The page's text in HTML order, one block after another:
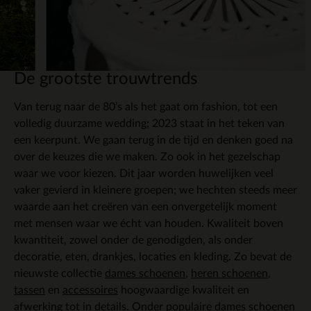
De grootste trouwtrends
Van terug naar de 80’s als het gaat om fashion, tot een
volledig duurzame wedding; 2023 staat in het teken van
een keerpunt. We gaan terug in de tijd en denken goed na
over de keuzes die we maken. Zo ook in het gezelschap
waar we voor kiezen. Dit jaar worden huwelijken veel
vaker gevierd in kleinere groepen; we hechten steeds meer
waarde aan het creëren van een onvergetelijk moment
met mensen waar we écht van houden. Kwaliteit boven
kwantiteit, zowel onder de genodigden, als onder
decoratie, eten, drankjes, locaties en kleding. Zo bevat de
nieuwste collectie dames schoenen heren schoenen
tassen en accessoires hoogwaardige kwaliteit en
afwerking tot in details. Onder populaire dames schoenen